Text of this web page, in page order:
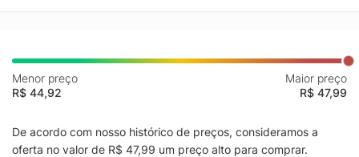
Menor preço
R$ 44,92
Maior preço
R$ 47,99
De acordo com nosso histórico de preços, consideramos a
oferta no valor de R$ 47,99 um preço alto para comprar.